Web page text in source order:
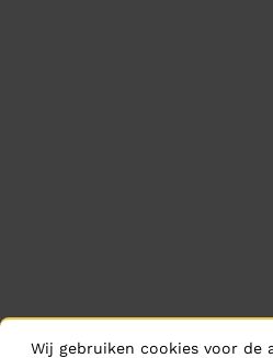
Wij gebruiken cookies voor de